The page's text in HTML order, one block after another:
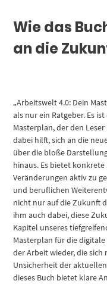
Wie das
an die
„Arbeitswelt 4.0: Dein
als nur ein Ratgeber. Es
Masterplan, der den
dabei hilft, sich an die
über die bloße
hinaus. Es bietet
Veränderungen aktiv zu
und beruflichen
nicht nur auf die Zukunft
ihm auch dabei, diese
Kapitel unseres
Masterplan für die
der Arbeit wieder, die sich
Unsicherheit der
dieses Buch bietet klare